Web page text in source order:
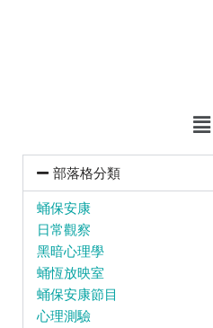
部落格分類
蛹保安康
日常觀察
黑暗心理學
蛹恆放映室
蛹保安康節目
心理測驗